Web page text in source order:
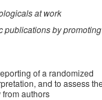
at work
publications by promoting
of a randomized
and to assess
authors